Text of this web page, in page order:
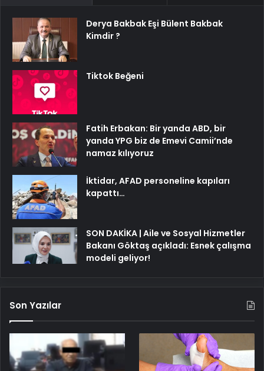
Derya Bakbak Eşi Bülent Bakbak
Kimdir ?
Tiktok Beğeni
Fatih Erbakan: Bir yanda ABD, bir
yanda YPG biz de Emevi Camii’nde
namaz kılıyoruz
İktidar, AFAD personeline kapıları
kapattı…
SON DAKİKA | Aile ve Sosyal Hizmetler
Bakanı Göktaş açıkladı: Esnek çalışma
modeli geliyor!
Son Yazılar